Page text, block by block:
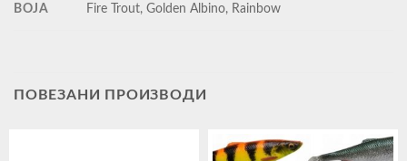
BOJA Fire Trout, Golden Albino, Rainbow
ПОВЕЗАНИ ПРОИЗВОДИ